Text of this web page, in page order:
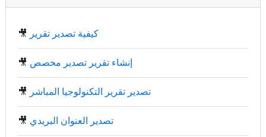
🎥 كيفية تصدير تقرير
🎥 إنشاء تقرير تصدير مخصص
🎥 تصدير تقرير التكنولوجيا المباشر
🎥 تصدير العنوان البريدي